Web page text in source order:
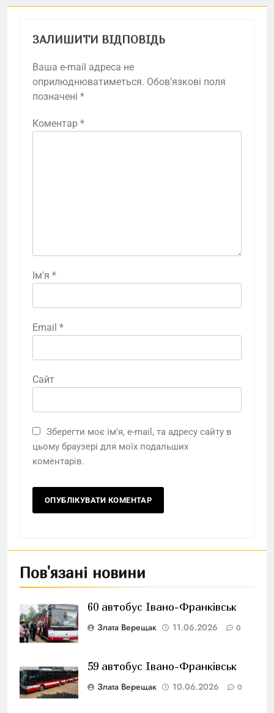
ЗАЛИШИТИ ВІДПОВІДЬ
Ваша e-mail адреса не
оприлюднюватиметься. Обов’язкові поля
позначені *
Коментар *
Ім'я *
Email *
Сайт
Зберегти моє ім'я, e-mail, та адресу сайту в
цьому браузері для моїх подальших
коментарів.
Пов'язані новини
60 автобус Івано-Франківськ
Злата Верещак 11.06.2026 0
59 автобус Івано-Франківськ
Злата Верещак 10.06.2026 0